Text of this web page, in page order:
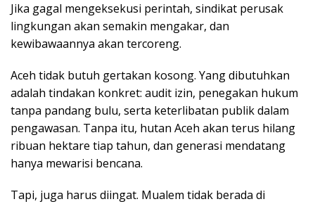
Jika gagal mengeksekusi perintah, sindikat perusak
lingkungan akan semakin mengakar, dan
kewibawaannya akan tercoreng.
Aceh tidak butuh gertakan kosong. Yang dibutuhkan
adalah tindakan konkret: audit izin, penegakan hukum
tanpa pandang bulu, serta keterlibatan publik dalam
pengawasan. Tanpa itu, hutan Aceh akan terus hilang
ribuan hektare tiap tahun, dan generasi mendatang
hanya mewarisi bencana.
Tapi, juga harus diingat. Mualem tidak berada di